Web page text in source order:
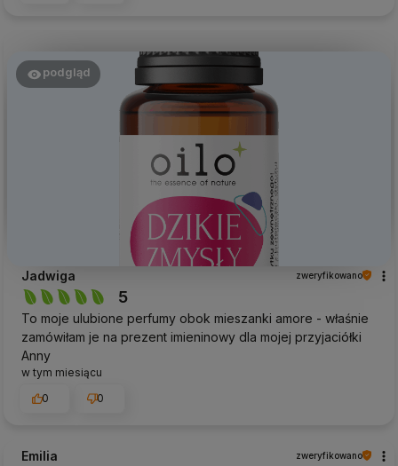
podgląd
Jadwiga zweryfikowano
5
To moje ulubione perfumy obok mieszanki amore - właśnie
zamówiłam je na prezent imieninowy dla mojej przyjaciółki
Anny
w tym miesiącu
0
0
Emilia zweryfikowano